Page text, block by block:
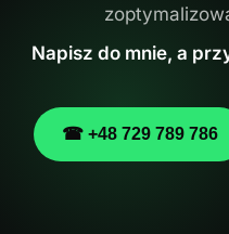
Napisz do mnie, a
☎ +48 729 789 786